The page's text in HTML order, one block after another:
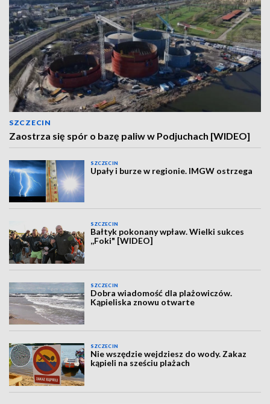
SZCZECIN
Zaostrza się spór o bazę paliw w Podjuchach [WIDEO]
SZCZECIN
Upały i burze w regionie. IMGW ostrzega
SZCZECIN
Bałtyk pokonany wpław. Wielki sukces
,,Foki" [WIDEO]
SZCZECIN
Dobra wiadomość dla plażowiczów.
Kąpieliska znowu otwarte
SZCZECIN
Nie wszędzie wejdziesz do wody. Zakaz
kąpieli na sześciu plażach